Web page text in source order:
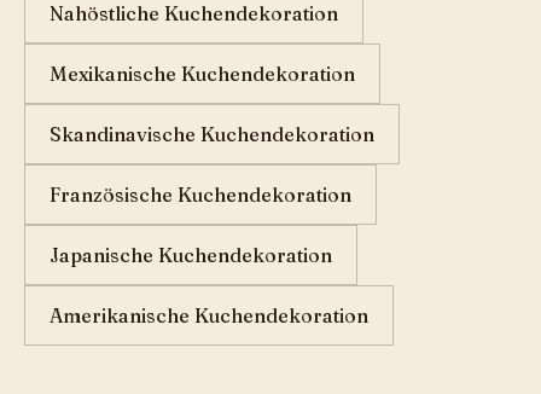
Nahöstliche Kuchendekoration
Mexikanische Kuchendekoration
Skandinavische Kuchendekoration
Französische Kuchendekoration
Japanische Kuchendekoration
Amerikanische Kuchendekoration